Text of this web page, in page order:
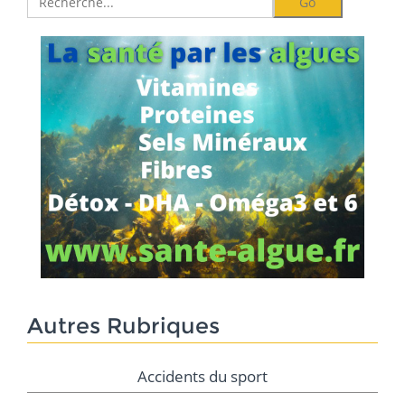
Autres Rubriques
Accidents du sport